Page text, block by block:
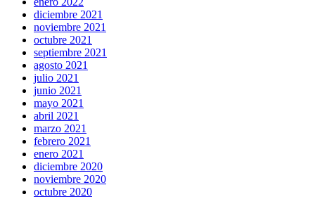
diciembre 2021
noviembre 2021
octubre 2021
septiembre 2021
agosto 2021
julio 2021
junio 2021
mayo 2021
abril 2021
marzo 2021
febrero 2021
enero 2021
diciembre 2020
noviembre 2020
octubre 2020